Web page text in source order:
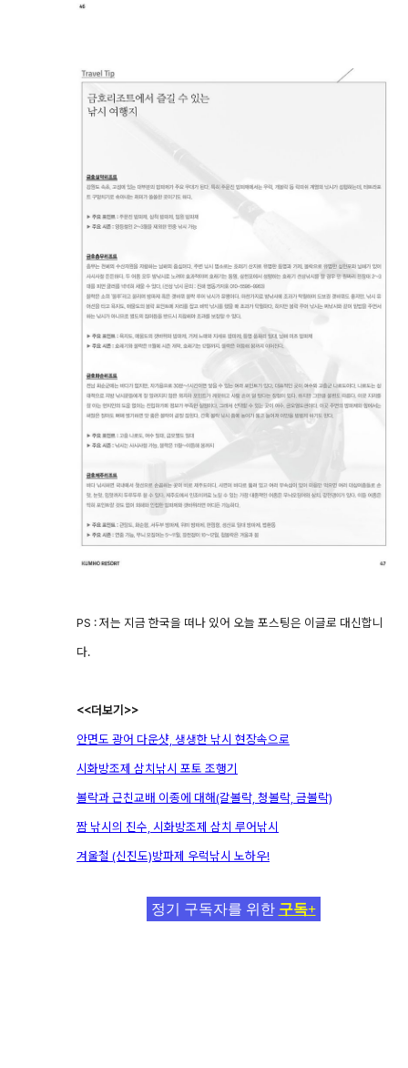
PS : 저는 지금 한국을 떠나 있어 오늘 포스팅은 이글로 대신합니
다.
<<더보기>>
안면도 광어 다운샷, 생생한 낚시 현장속으로
시화방조제 삼치낚시 포토 조행기
볼락과 근친교배 이종에 대해(갈볼락, 청볼락, 금볼락)
짬 낚시의 진수, 시화방조제 삼치 루어낚시
겨울철 (신진도)방파제 우럭낚시 노하우!
정기 구독자를 위한 구독+